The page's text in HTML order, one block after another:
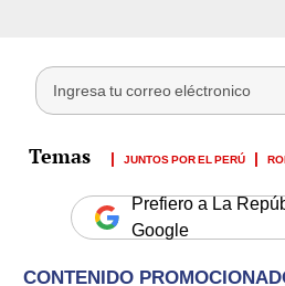
JUNTOS POR EL PERÚ
Prefiero a La
Google